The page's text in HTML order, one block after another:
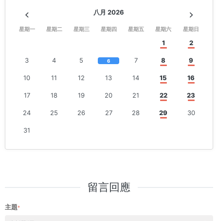
八月 2026
星期一 星期二 星期三 星期四 星期五 星期六 星期日
1 2
3 4 5 6 7 8 9
10 11 12 13 14 15 16
17 18 19 20 21 22 23
24 25 26 27 28 29 30
31
留言回應
主題*